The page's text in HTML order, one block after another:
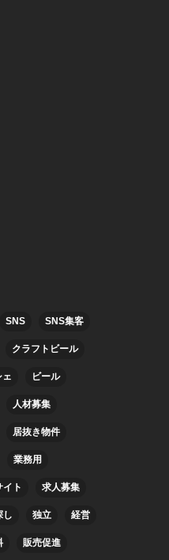
SNS SNS集客
クラフトビール
ェ ビール
人材募集
居抜き物件
業務用
イト 求人募集
し 独立 経営
販売促進